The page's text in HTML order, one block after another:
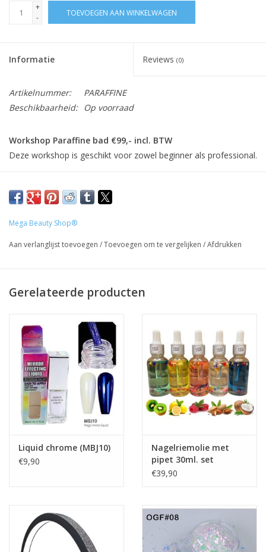
Nail Mist
+
-
TOEVOEGEN AAN WINKELWAGEN
Informatie Reviews (0)
Artikelnummer:
PARAFFINE
Beschikbaarheid:
Op voorraad
Workshop Paraffine bad €99,- incl. BTW
Deze workshop is geschikt voor zowel beginner als professional.
Wat kan je verwachten tijdens de cursus?
UITLEG
VOORBEREIDING
CERTIFICAAT
CADEAU
PERSOONLIJKE KORTING
ANATOMIE en PARAFFINE BOEK
Goed om te weten:
Je oefent op je eigen handen
Je hoeftgeen
eigen producten mee te nemen
Deze cursus is excl. startpakket
Blijvende kortingscode van 15% zowel in de winkel te
Liever later betalen? Dat kan via klarna!
Bij het afronden van de bestelling kies je voor ophalen in de
winkel zodat je geen bezorgkosten hoeft te betalen
Mega Beauty Shop®
Aan verlanglijst toevoegen /Toevoegen om te vergelijken /Afdrukken
Gerelateerde producten
Liquid chrome (MBJ10)
€9,90
Nagelriemolie met
pipet 30ml. set
€39,90